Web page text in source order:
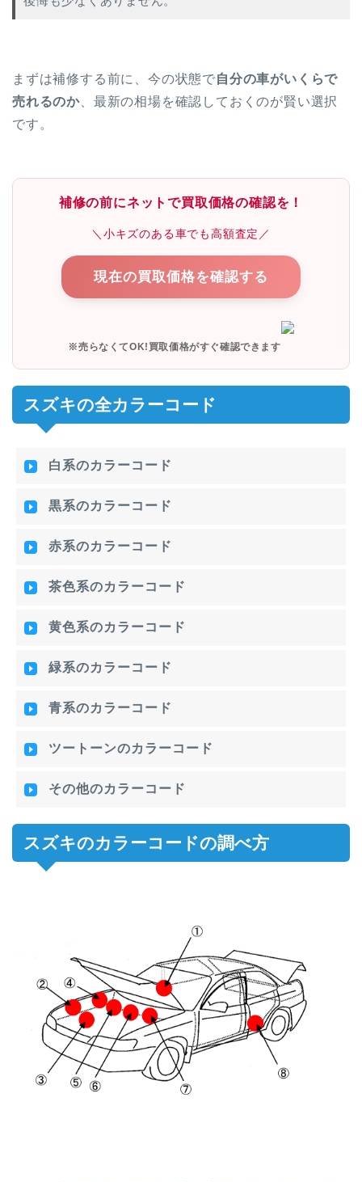
まずは補修する前に、今の状態で自分の車がいくらで
売れるのか 、最新の相場を確認しておくのが賢い選択
です。
補修の前にネットで買取価格の確認を！
＼小キズのある車でも高額査定／
現在の買取価格を確認する
※売らなくてOK!買取価格がすぐ確認できます
スズキの全カラーコード
白系のカラーコード
黒系のカラーコード
赤系のカラーコード
茶色系のカラーコード
黄色系のカラーコード
緑系のカラーコード
青系のカラーコード
ツートーンのカラーコード
その他のカラーコード
スズキのカラーコードの調べ方